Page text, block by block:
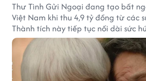
Thư Tình Gửi Ngoại đang tạo bất
Việt Nam khi thu 4,9 tỷ đồng từ các
Thành tích này tiếp tục nối dài sức
từng gây sốt với doanh thu hơn
ngoài.